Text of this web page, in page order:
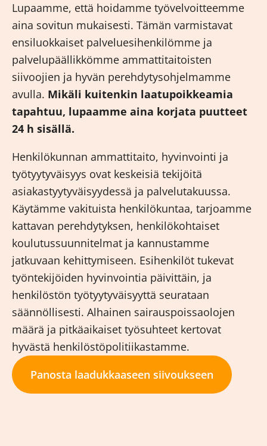
Lupaamme, että hoidamme työvelvoitteemme
aina sovitun mukaisesti. Tämän varmistavat
ensiluokkaiset palveluesihenkilömme ja
palvelupäällikkömme ammattitaitoisten
siivoojien ja hyvän perehdytysohjelmamme
avulla. Mikäli kuitenkin laatupoikkeamia
tapahtuu, lupaamme aina korjata puutteet
24 h sisällä.
Henkilökunnan ammattitaito, hyvinvointi ja
työtyytyväisyys ovat keskeisiä tekijöitä
asiakastyytyväisyydessä ja palvelutakuussa.
Käytämme vakituista henkilökuntaa, tarjoamme
kattavan perehdytyksen, henkilökohtaiset
koulutussuunnitelmat ja kannustamme
jatkuvaan kehittymiseen. Esihenkilöt tukevat
työntekijöiden hyvinvointia päivittäin, ja
henkilöstön työtyytyväisyyttä seurataan
säännöllisesti. Alhainen sairauspoissaolojen
määrä ja pitkäaikaiset työsuhteet kertovat
hyvästä henkilöstöpolitiikastamme.
Panosta laadukkaaseen siivoukseen